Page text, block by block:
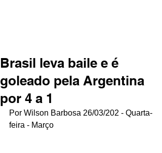
Brasil leva baile e é
goleado pela Argentina
por 4 a 1
Por Wilson Barbosa 26/03/202 - Quarta-
feira - Março